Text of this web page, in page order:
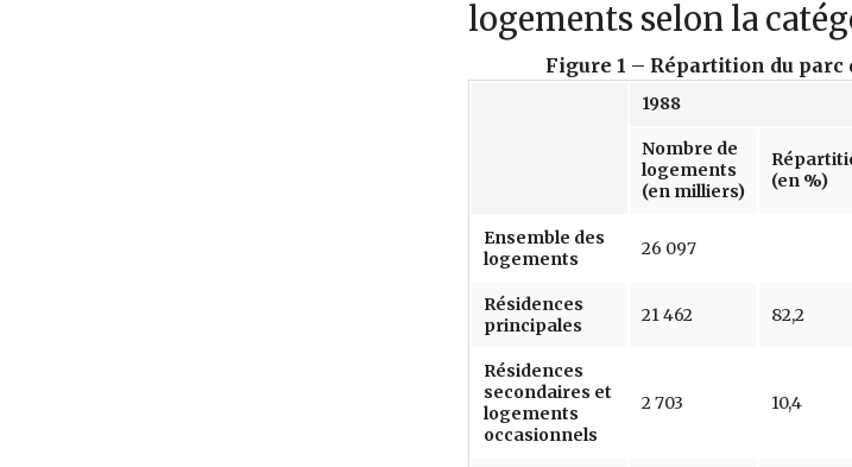
logements selon la
Figure 1 – Répartition du
1988
Nombre de
logements
(en milliers)
(en %)
Ensemble des
logements
26 097
Résidences
principales
21 462 82,2
Résidences
secondaires et
logements
occasionnels
2 703 10,4